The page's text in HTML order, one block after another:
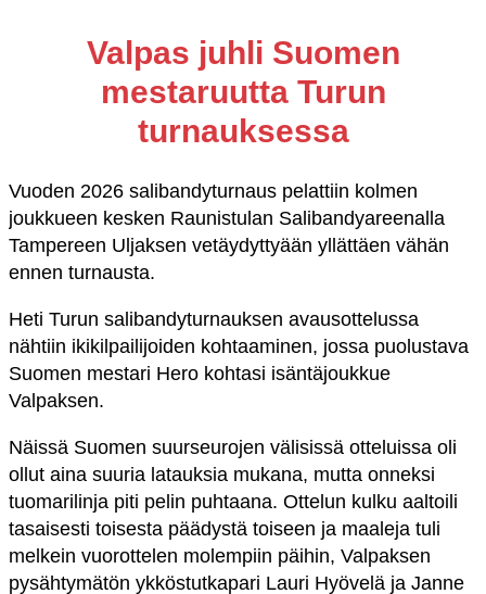
Valpas juhli Suomen
mestaruutta Turun
turnauksessa
Vuoden 2026 salibandyturnaus pelattiin kolmen
joukkueen kesken Raunistulan Salibandyareenalla
Tampereen Uljaksen vetäydyttyään yllättäen vähän
ennen turnausta.
Heti Turun salibandyturnauksen avausottelussa
nähtiin ikikilpailijoiden kohtaaminen, jossa puolustava
Suomen mestari Hero kohtasi isäntäjoukkue
Valpaksen.
Näissä Suomen suurseurojen välisissä otteluissa oli
ollut aina suuria latauksia mukana, mutta onneksi
tuomarilinja piti pelin puhtaana. Ottelun kulku aaltoili
tasaisesti toisesta päädystä toiseen ja maaleja tuli
melkein vuorottelen molempiin päihin, Valpaksen
pysähtymätön ykköstutkapari Lauri Hyövelä ja Janne